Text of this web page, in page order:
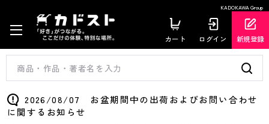
KADOKAWA Group
カート ログイン 新規登録
2026/08/07 お盆期間中の出荷およびお問い合わせ
に関するお知らせ